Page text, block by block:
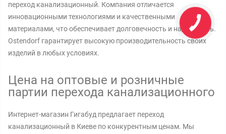
переход канализационный. Компания отличается
инновационными технологиями и качественными
материалами, что обеспечивает долговечность и надежность.
Ostendorf гарантирует высокую производительность своих
изделий в любых условиях.
Цена на оптовые и розничные
партии перехода канализационного
Интернет-магазин Гигабуд предлагает переход
канализационный в Киеве по конкурентным ценам. Мы